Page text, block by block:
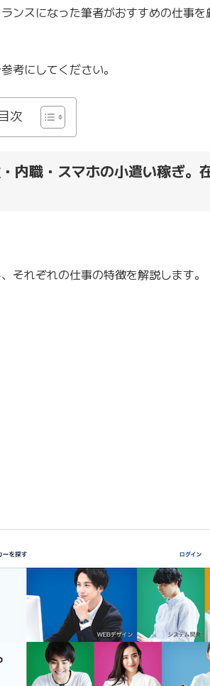
ンスになった筆者がおすすめの仕事を
考にしてください。
次
内職・スマホの小遣い稼ぎ。
それぞれの仕事の特徴を解説します。